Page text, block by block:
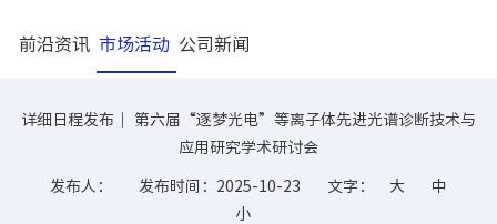
前沿资讯 市场活动 公司新闻
详细日程发布｜ 第六届“逐梦光电”等离子体先进光谱诊断技术与
应用研究学术研讨会
发布人： 发布时间：2025-10-23 文字： 大
中
小